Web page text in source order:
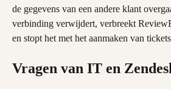
de gegevens van een andere klant
verbinding verwijdert, verbreekt
en stopt het met het aanmaken van
Vragen van IT en